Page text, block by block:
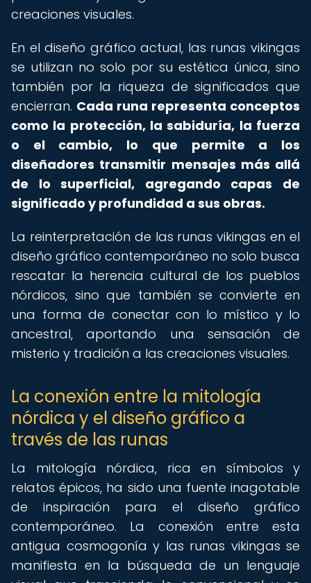
creaciones visuales.
En el diseño gráfico actual, las runas vikingas
se utilizan no solo por su estética única, sino
también por la riqueza de significados que
encierran. Cada runa representa conceptos
como la protección, la sabiduría, la fuerza
o el cambio, lo que permite a los
diseñadores transmitir mensajes más allá
de lo superficial, agregando capas de
significado y profundidad a sus obras.
La reinterpretación de las runas vikingas en el
diseño gráfico contemporáneo no solo busca
rescatar la herencia cultural de los pueblos
nórdicos, sino que también se convierte en
una forma de conectar con lo místico y lo
ancestral, aportando una sensación de
misterio y tradición a las creaciones visuales.
La conexión entre la mitología
nórdica y el diseño gráfico a
través de las runas
La mitología nórdica, rica en símbolos y
relatos épicos, ha sido una fuente inagotable
de inspiración para el diseño gráfico
contemporáneo. La conexión entre esta
antigua cosmogonía y las runas vikingas se
manifiesta en la búsqueda de un lenguaje